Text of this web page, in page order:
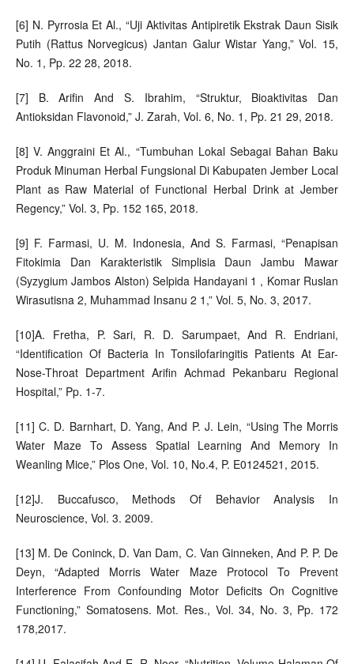
[6] N. Pyrrosia Et Al., “Uji Aktivitas Antipiretik Ekstrak Daun Sisik
Putih (Rattus Norvegicus) Jantan Galur Wistar Yang,” Vol. 15,
No. 1, Pp. 22 28, 2018.
[7] B. Arifin And S. Ibrahim, “Struktur, Bioaktivitas Dan
Antioksidan Flavonoid,” J. Zarah, Vol. 6, No. 1, Pp. 21 29, 2018.
[8] V. Anggraini Et Al., “Tumbuhan Lokal Sebagai Bahan Baku
Produk Minuman Herbal Fungsional Di Kabupaten Jember Local
Plant as Raw Material of Functional Herbal Drink at Jember
Regency,” Vol. 3, Pp. 152 165, 2018.
[9] F. Farmasi, U. M. Indonesia, And S. Farmasi, “Penapisan
Fitokimia Dan Karakteristik Simplisia Daun Jambu Mawar
(Syzygium Jambos Alston) Selpida Handayani 1 , Komar Ruslan
Wirasutisna 2, Muhammad Insanu 2 1,” Vol. 5, No. 3, 2017.
[10]A. Fretha, P. Sari, R. D. Sarumpaet, And R. Endriani,
“Identification Of Bacteria In Tonsilofaringitis Patients At Ear-
Nose-Throat Department Arifin Achmad Pekanbaru Regional
Hospital,” Pp. 1-7.
[11] C. D. Barnhart, D. Yang, And P. J. Lein, “Using The Morris
Water Maze To Assess Spatial Learning And Memory In
Weanling Mice,” Plos One, Vol. 10, No.4, P. E0124521, 2015.
[12]J. Buccafusco, Methods Of Behavior Analysis In
Neuroscience, Vol. 3. 2009.
[13] M. De Coninck, D. Van Dam, C. Van Ginneken, And P. P. De
Deyn, “Adapted Morris Water Maze Protocol To Prevent
Interference From Confounding Motor Deficits On Cognitive
Functioning,” Somatosens. Mot. Res., Vol. 34, No. 3, Pp. 172
178,2017.